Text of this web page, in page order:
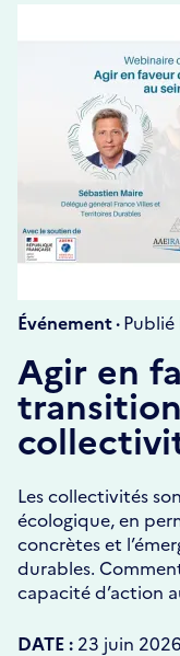
Événement ·Publié
Agir en
Les collectivités
écologique, en
concrètes et
durables.
capacité d’action
DATE : 23 juin 2026